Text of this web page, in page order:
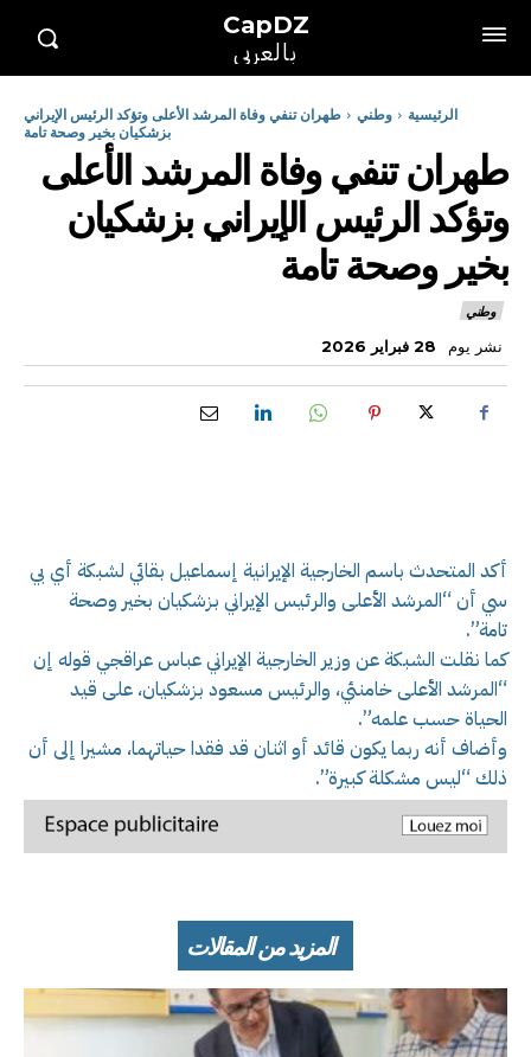
CapDZ
بالعربي
الرئيسية وطني
طهران تنفي وفاة المرشد الأعلى وتؤكد الرئيس الإيراني
بزشكيان بخير وصحة تامة
طهران تنفي وفاة المرشد الأعلى
وتؤكد الرئيس الإيراني بزشكيان
بخير وصحة تامة
وطني
نشر يوم 28 فبراير 2026
أكد المتحدث باسم الخارجية الإيرانية إسماعيل بقائي لشبكة أي بي
سي أن “المرشد الأعلى والرئيس الإيراني بزشكيان بخير وصحة
تامة”.
كما نقلت الشبكة عن وزير الخارجية الإيراني عباس عراقجي قوله إن
“المرشد الأعلى خامنئي، والرئيس مسعود بزشكيان، على قيد
الحياة حسب علمه”.
وأضاف أنه ربما يكون قائد أو اثنان قد فقدا حياتهما، مشيرا إلى أن
ذلك “ليس مشكلة كبيرة”.
المزيد من المقالات